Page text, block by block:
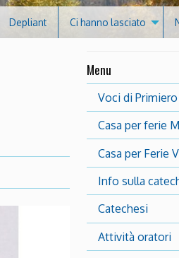
Depliant Ci hanno lasciato
Menu
Voci di Primiero
Casa per ferie
Casa per Ferie
Info sulla
Catechesi
Attività oratori